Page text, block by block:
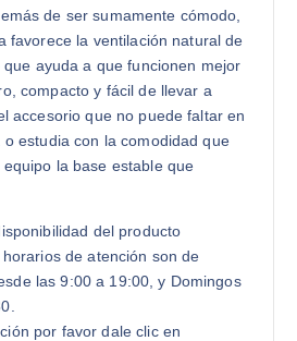
de ser sumamente cómodo,
favorece la ventilación natural de
ayuda a que funcionen mejor
compacto y fácil de llevar a
accesorio que no puede faltar en
o estudia con la comodidad que
la base estable que
del producto
de atención son de
las 9:00 a 19:00, y Domingos
por favor dale clic en